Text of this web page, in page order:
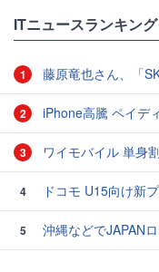
ITニュースランキング
1 藤原竜也さん、「SKYSEA Client View」新
2 iPhone高騰 ペイデ
3 ワイモバイル 単身
4 ドコモ U15向け新
5
沖縄などでJAPAN